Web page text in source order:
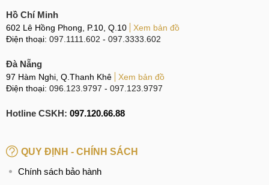
Hồ Chí Minh
602 Lê Hồng Phong, P.10, Q.10
Xem bản đồ
Điện thoại: 097.1111.602 - 097.3333.602
Đà Nẵng
97 Hàm Nghi, Q.Thanh Khê
Xem bản đồ
Điện thoại: 096.123.9797 - 097.123.9797
Hotline CSKH: 097.120.66.88
QUY ĐỊNH - CHÍNH SÁCH
Chính sách bảo hành